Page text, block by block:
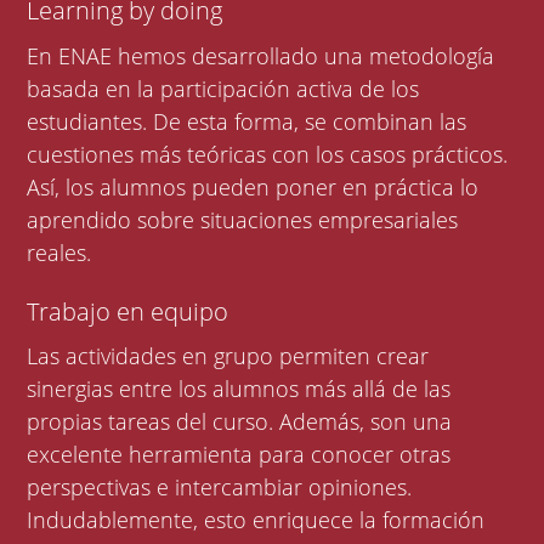
Learning by doing
En ENAE hemos desarrollado una metodología
basada en la participación activa de los
estudiantes. De esta forma, se combinan las
cuestiones más teóricas con los casos prácticos.
Así, los alumnos pueden poner en práctica lo
aprendido sobre situaciones empresariales
reales.
Trabajo en equipo
Las actividades en grupo permiten crear
sinergias entre los alumnos más allá de las
propias tareas del curso. Además, son una
excelente herramienta para conocer otras
perspectivas e intercambiar opiniones.
Indudablemente, esto enriquece la formación